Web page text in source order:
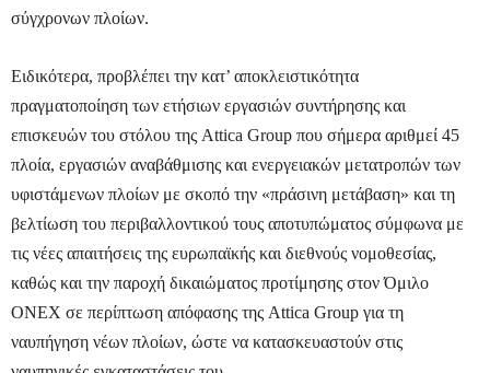
σύγχρονων πλοίων.
Ειδικότερα, προβλέπει την κατ’ αποκλειστικότητα
πραγματοποίηση των ετήσιων εργασιών συντήρησης και
επισκευών του στόλου της Attica Group που σήμερα αριθμεί 45
πλοία, εργασιών αναβάθμισης και ενεργειακών μετατροπών των
υφιστάμενων πλοίων με σκοπό την «πράσινη μετάβαση» και τη
βελτίωση του περιβαλλοντικού τους αποτυπώματος σύμφωνα με
τις νέες απαιτήσεις της ευρωπαϊκής και διεθνούς νομοθεσίας,
καθώς και την παροχή δικαιώματος προτίμησης στον Όμιλο
ΟΝΕΧ σε περίπτωση απόφασης της Attica Group για τη
ναυπήγηση νέων πλοίων, ώστε να κατασκευαστούν στις